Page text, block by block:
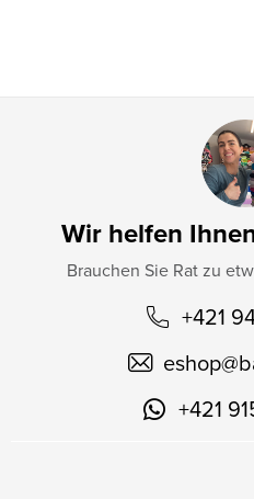
Wir helfen
Brauchen Sie Rat zu
+421
eshop@
+421